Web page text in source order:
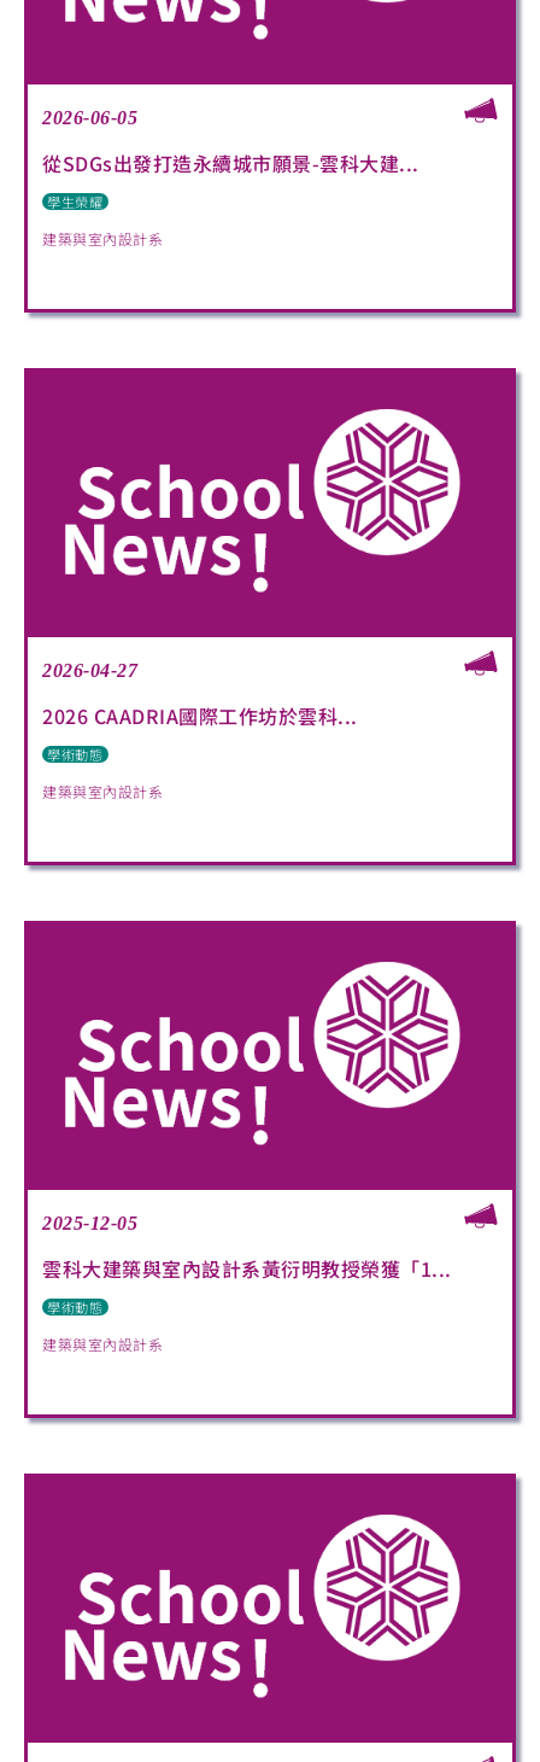
2026-06-05
從SDGs出發打造永續城市願景-雲科大建...
學生榮耀
建築與室內設計系
2026-04-27
2026 CAADRIA國際工作坊於雲科...
學術動態
建築與室內設計系
2025-12-05
雲科大建築與室內設計系黃衍明教授榮獲「1...
學術動態
建築與室內設計系